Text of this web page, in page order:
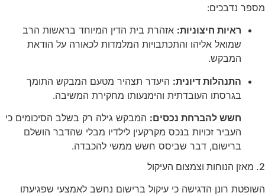
חיצוניות:אזהרת בית הדין המיוחד בראשות הרב
אליהו והתכתבויות המלמדות לכאורה על הודאת
דיונית:היעדר תצהיר מטעם המבקש התומך
העובדתית והימנעותו מחקירת המשיבה.
נכסים:המבקש גילה רק בשלב הסיכומים כי
זכויות בנכס מקרקעין לילדיו מבלי שהדבר הושלם
דבר שביסס חשש ממשי להכבדה.
הדגישה כי עיקול ברישום נחשב לאמצעי שפגיעתו